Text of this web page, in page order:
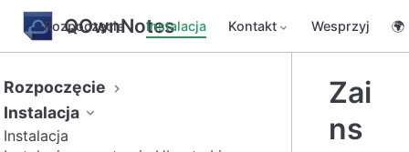
QOwnNotes
Rozpoczęcie Instalacja Kontakt Wesprzyj 🌍
Rozpoczęcie
Instalacja
Instalacja
Zai
ns